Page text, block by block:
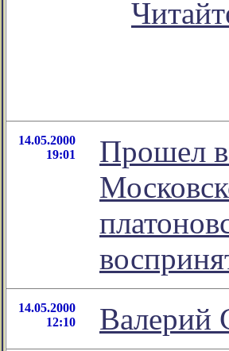
14.05.2000
19:01
Прошел
14.05.2000
12:10
Валерий